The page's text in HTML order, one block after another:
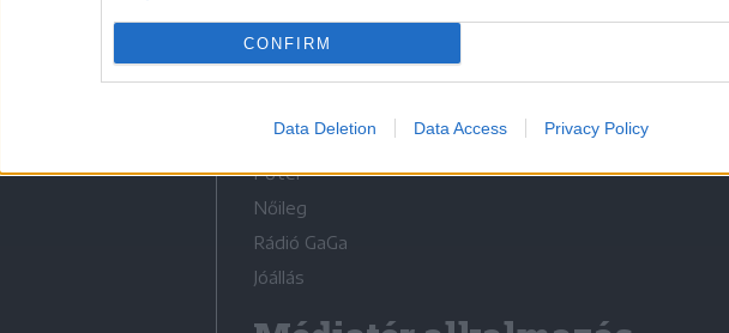
CONFIRM
Data Deletion Data Access Privacy Policy
Székely Sport
Liget
Erdélyi Napló
Főtér
Nőileg
Rádió GaGa
Jóállás